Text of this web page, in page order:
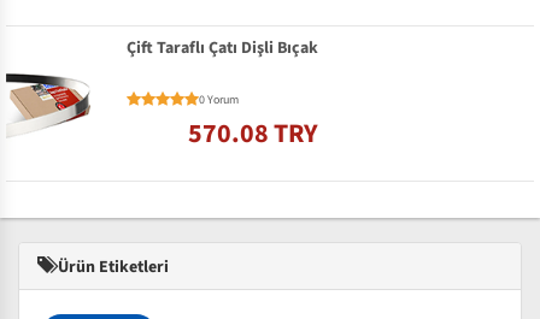
Çift Taraflı Çatı Dişli Bıçak
0 Yorum
570.08 TRY
Ürün Etiketleri